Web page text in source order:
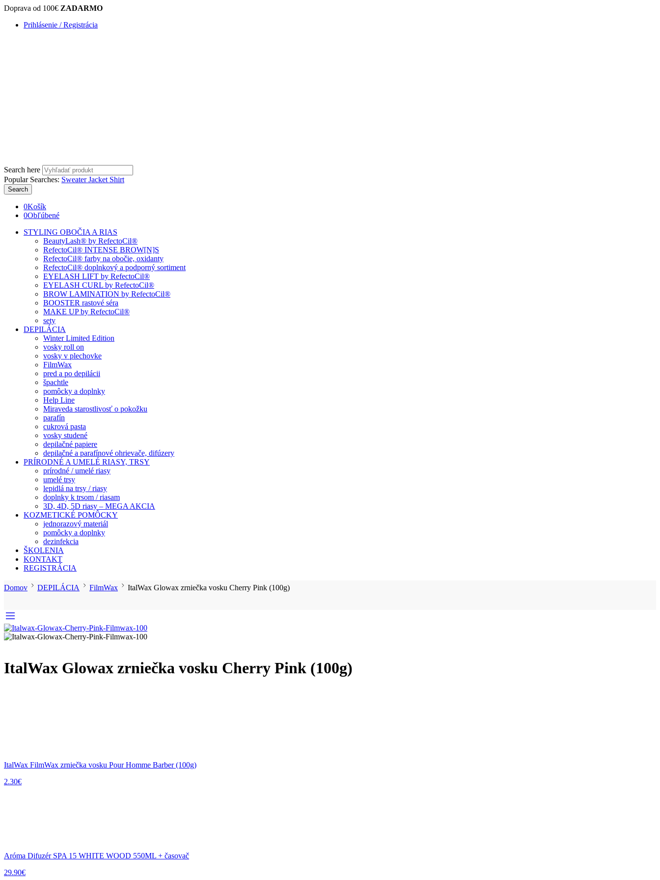
Doprava od 100€ ZADARMO
Prihlásenie / Registrácia
Search here
Popular Searches: SweaterJacket Shirt
Search
0Košík
0Obľúbené
STYLING OBOČIA A RIAS
BeautyLash® by RefectoCil®
RefectoCil® INTENSE BROW[N]S
RefectoCil® farby na obočie, oxidanty
RefectoCil® doplnkový a podporný sortiment
EYELASH LIFT by RefectoCil®
EYELASH CURL by RefectoCil®
BROW LAMINATION by RefectoCil®
BOOSTER rastové séra
MAKE UP by RefectoCil®
sety
DEPILÁCIA
Winter Limited Edition
vosky roll on
vosky v plechovke
FilmWax
pred a po depilácii
špachtle
pomôcky a doplnky
Help Line
Miraveda starostlivosť o pokožku
parafín
cukrová pasta
vosky studené
depilačné papiere
depilačné a parafínové ohrievače, difúzery
PRÍRODNÉ A UMELÉ RIASY, TRSY
prírodné / umelé riasy
umelé trsy
lepidlá na trsy / riasy
doplnky k trsom / riasam
3D, 4D, 5D riasy – MEGA AKCIA
KOZMETICKÉ POMÔCKY
jednorazový materiál
pomôcky a doplnky
dezinfekcia
ŠKOLENIA
KONTAKT
REGISTRÁCIA
Domov DEPILÁCIA FilmWax ItalWax Glowax zrniečka vosku Cherry Pink (100g)
ItalWax Glowax zrniečka vosku Cherry Pink (100g)
ItalWax FilmWax zrniečka vosku Pour Homme Barber (100g)
2.30€
Aróma Difuzér SPA 15 WHITE WOOD 550ML + časovač
29.90€